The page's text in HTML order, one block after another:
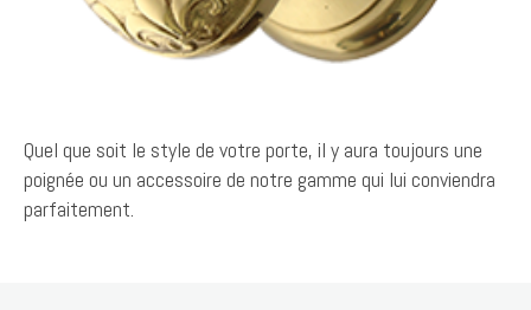
Quel que soit le style de votre porte, il y aura toujours une
poignée ou un accessoire de notre gamme qui lui conviendra
parfaitement.